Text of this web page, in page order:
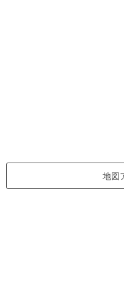
地図